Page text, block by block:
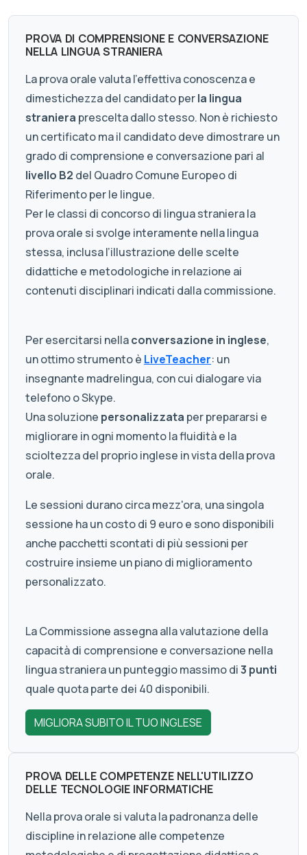
PROVA DI COMPRENSIONE E CONVERSAZIONE
NELLA LINGUA STRANIERA
La prova orale valuta l'effettiva conoscenza e
dimestichezza del candidato perla lingua
straniera prescelta dallo stesso. Non è richiesto
un certificato ma il candidato deve dimostrare un
grado di comprensione e conversazione pari al
livello B2 del Quadro Comune Europeo di
Riferimento per le lingue.
Per le classi di concorso di lingua straniera la
prova orale si svolge interamente nella lingua
stessa, inclusa l’illustrazione delle scelte
didattiche e metodologiche in relazione ai
contenuti disciplinari indicati dalla commissione.
Per esercitarsi nellaconversazione in inglese,
un ottimo strumento è LiveTeacher: un
insegnante madrelingua, con cui dialogare via
telefono o Skype.
Una soluzione personalizzata per prepararsi e
migliorare in ogni momento la fluidità e la
scioltezza del proprio inglese in vista della prova
orale.
Le sessioni durano circa mezz'ora, una singola
sessione ha un costo di 9 euro e sono disponibili
anche pacchetti scontati di più sessioni per
costruire insieme un piano di miglioramento
personalizzato.
La Commissione assegna alla valutazione della
capacità di comprensione e conversazione nella
lingua straniera un punteggio massimo di3 punti
quale quota parte dei 40 disponibili.
MIGLIORA SUBITO IL TUO INGLESE
PROVA DELLE COMPETENZE NELL'UTILIZZO
DELLE TECNOLOGIE INFORMATICHE
Nella prova orale si valuta la padronanza delle
discipline in relazione alle competenze